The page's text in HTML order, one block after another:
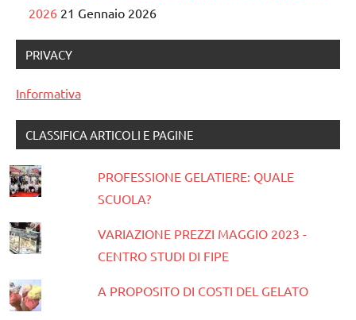
2026 21 Gennaio 2026
PRIVACY
Informativa
CLASSIFICA ARTICOLI E PAGINE
PROFESSIONE GELATIERE: QUALE
SCUOLA?
VARIAZIONE PREZZI MAGGIO 2023 -
CENTRO STUDI DI FIPE
A PROPOSITO DI COSTI DEL GELATO